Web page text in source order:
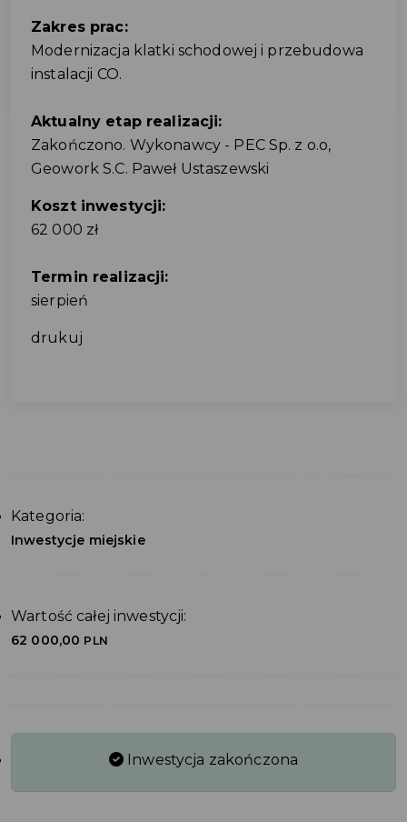
Zakres prac:
Modernizacja klatki schodowej i przebudowa
instalacji CO.
Aktualny etap realizacji:
Zakończono. Wykonawcy - PEC Sp. z o.o,
Geowork S.C. Paweł Ustaszewski
Koszt inwestycji:
62 000 zł
Termin realizacji:
sierpień
drukuj
Kategoria:
Inwestycje miejskie
Wartość całej inwestycji:
62 000,00 PLN
Inwestycja zakończona